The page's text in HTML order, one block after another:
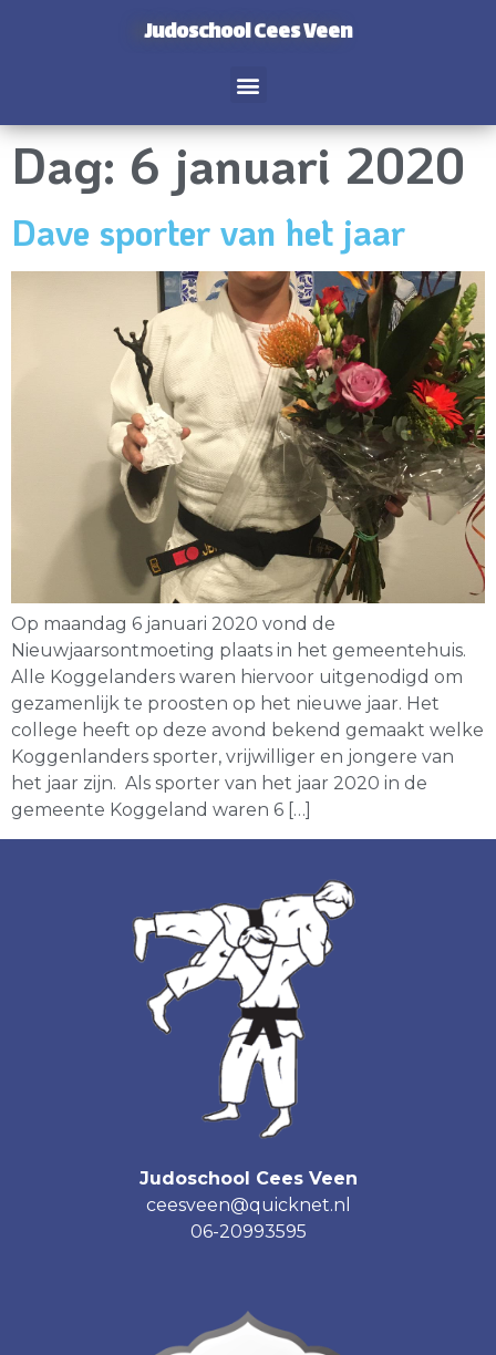
Judoschool Cees Veen
Dag: 6 januari 2020
Dave sporter van het jaar
Op maandag 6 januari 2020 vond de
Nieuwjaarsontmoeting plaats in het gemeentehuis.
Alle Koggelanders waren hiervoor uitgenodigd om
gezamenlijk te proosten op het nieuwe jaar. Het
college heeft op deze avond bekend gemaakt welke
Koggenlanders sporter, vrijwilliger en jongere van
het jaar zijn. Als sporter van het jaar 2020 in de
gemeente Koggeland waren 6 […]
Judoschool Cees Veen
ceesveen@quicknet.nl
06-20993595